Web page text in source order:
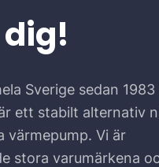
Sverige sedan
ett stabilt alternativ
värmepump. Vi är
stora varumärkena